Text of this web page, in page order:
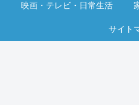
映画・テレビ・日常生活
サイト